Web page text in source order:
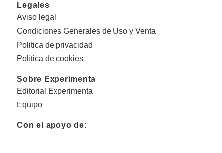
Legales
Aviso legal
Condiciones Generales de Uso y Venta
Politica de privacidad
Política de cookies
Sobre Experimenta
Editorial Experimenta
Equipo
Con el apoyo de: